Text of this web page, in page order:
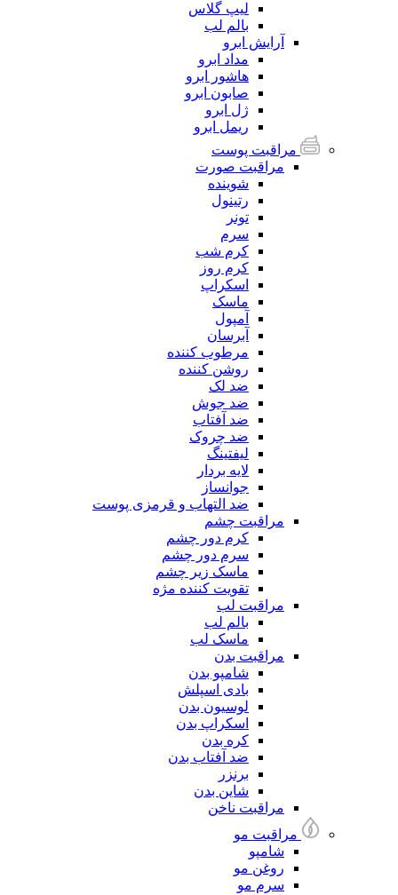
لیپ گلاس
بالم لب
آرایش ابرو
مداد ابرو
هاشور ابرو
صابون ابرو
ژل ابرو
ریمل ابرو
مراقبت پوست
مراقبت صورت
شوینده
رتینول
تونر
سرم
کرم شب
کرم روز
اسکراپ
ماسک
آمپول
آبرسان
مرطوب کننده
روشن کننده
ضد لک
ضد جوش
ضد آفتاب
ضد چروک
لیفتینگ
لایه بردار
جوانساز
ضد التهاب و قرمزی پوست
مراقبت چشم
کرم دور چشم
سرم دور چشم
ماسک زیر چشم
تقویت کننده مژه
مراقبت لب
بالم لب
ماسک لب
مراقبت بدن
شامپو بدن
بادی اسپلش
لوسیون بدن
اسکراپ بدن
کره بدن
ضد آفتاب بدن
برنزر
شاین بدن
مراقبت ناخن
مراقبت مو
شامپو
روغن مو
سرم مو